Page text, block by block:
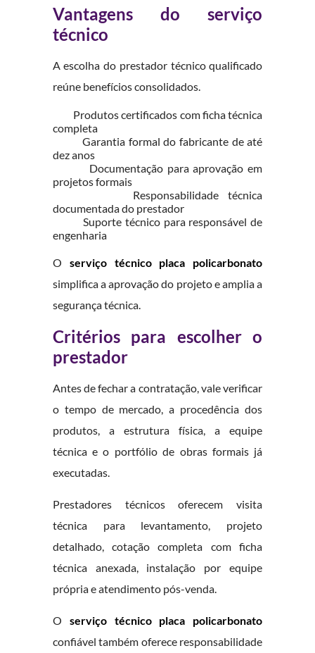
Vantagens do serviço
técnico
A escolha do prestador técnico qualificado
reúne benefícios consolidados.
Produtos certificados com ficha técnica
completa
Garantia formal do fabricante de até
dez anos
Documentação para aprovação em
projetos formais
Responsabilidade técnica
documentada do prestador
Suporte técnico para responsável de
engenharia
O serviço técnico placa policarbonato
simplifica a aprovação do projeto e amplia a
segurança técnica.
Critérios para escolher o
prestador
Antes de fechar a contratação, vale verificar
o tempo de mercado, a procedência dos
produtos, a estrutura física, a equipe
técnica e o portfólio de obras formais já
executadas.
Prestadores técnicos oferecem visita
técnica para levantamento, projeto
detalhado, cotação completa com ficha
técnica anexada, instalação por equipe
própria e atendimento pós-venda.
O serviço técnico placa policarbonato
confiável também oferece responsabilidade